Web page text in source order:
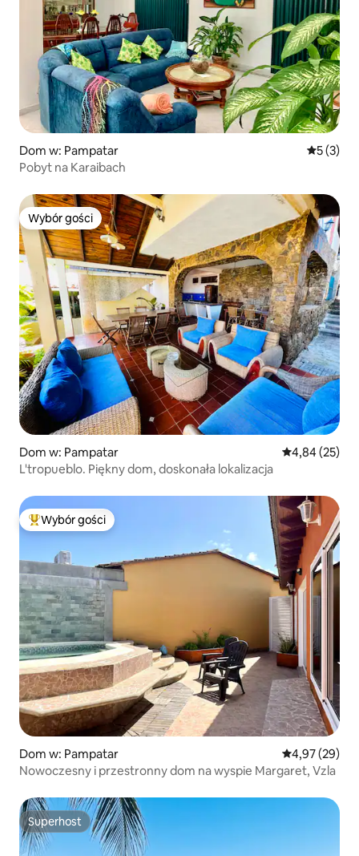
Dom w: Pampatar Średnia
5 (3)
Pobyt na Karaibach
Wybór gości
Wybór gości
Dom w: Pampatar Średnia
4,84 (25)
L'tropueblo. Piękny dom, doskonała lokalizacja
Najpopularniejsze z kategorii Wybór gości
Wybór gości
Dom w: Pampatar Średnia
4,97 (29)
Nowoczesny i przestronny dom na wyspie Margaret, Vzla
Superhost
Superhost